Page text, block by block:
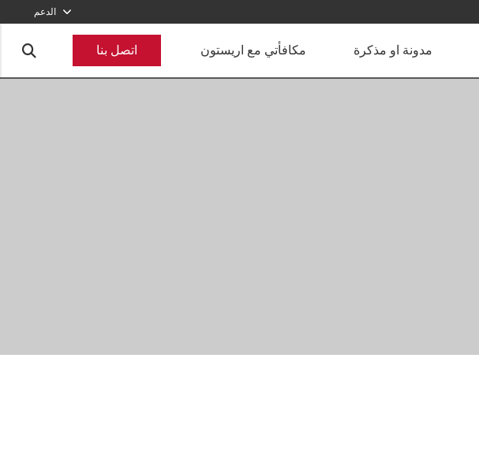
الدعم
800-2747866
مدونة او مذكرة مكافأتي مع اريستون اتصل بنا